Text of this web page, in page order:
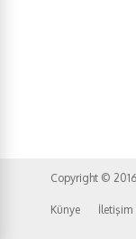
Copyright © 2016
Künye
İletişim